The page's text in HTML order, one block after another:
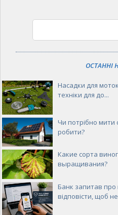
ОСТАННІ
Насадки для
техніки для до...
Чи потрібно мити
робити?
Какие сорта
выращивания?
Банк запитав про
відповісти, щоб